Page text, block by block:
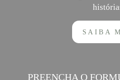
SAIBA
PREENCHA O